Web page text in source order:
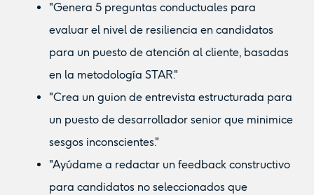
"Genera 5 preguntas conductuales para
evaluar el nivel de resiliencia en candidatos
para un puesto de atención al cliente, basadas
en la metodología STAR."
"Crea un guion de entrevista estructurada para
un puesto de desarrollador senior que minimice
sesgos inconscientes."
"Ayúdame a redactar un feedback constructivo
para candidatos no seleccionados que